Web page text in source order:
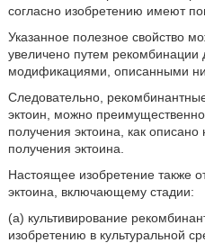
согласно изобретению имеют
Указанное полезное свойство
увеличено путем
модификациями, описанными
Следовательно,
эктоин, можно
получения эктоина, как
получения эктоина.
Настоящее изобретение также
эктоина, включающему стадии:
(а) культивирование
изобретению в культуральной